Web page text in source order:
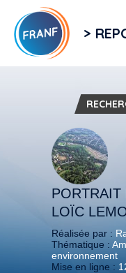
>
PORTRAIT
LOÏC
Réalisée par :
Thématique :
environnement
Mise en ligne :